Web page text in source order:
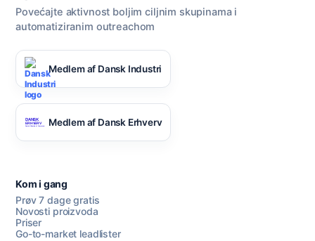
Povećajte aktivnost boljim ciljnim skupinama i
automatiziranim outreachom
Medlem af Dansk Industri
Medlem af Dansk Erhverv
Kom i gang
Prøv 7 dage gratis
Novosti proizvoda
Priser
Go-to-market leadlister